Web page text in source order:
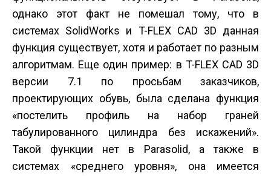
однако этот факт не помешал тому, что в
системах SolidWorks и T-FLEX CAD 3D данная
функция существует, хотя и работает по разным
алгоритмам. Еще один пример: в T-FLEX CAD 3D
версии 7.1 по просьбам заказчиков,
проектирующих обувь, была сделана функция
«постелить профиль на набор граней
табулированного цилиндра без искажений».
Такой функции нет в Parasolid, а также в
системах «среднего уровня», она имеется